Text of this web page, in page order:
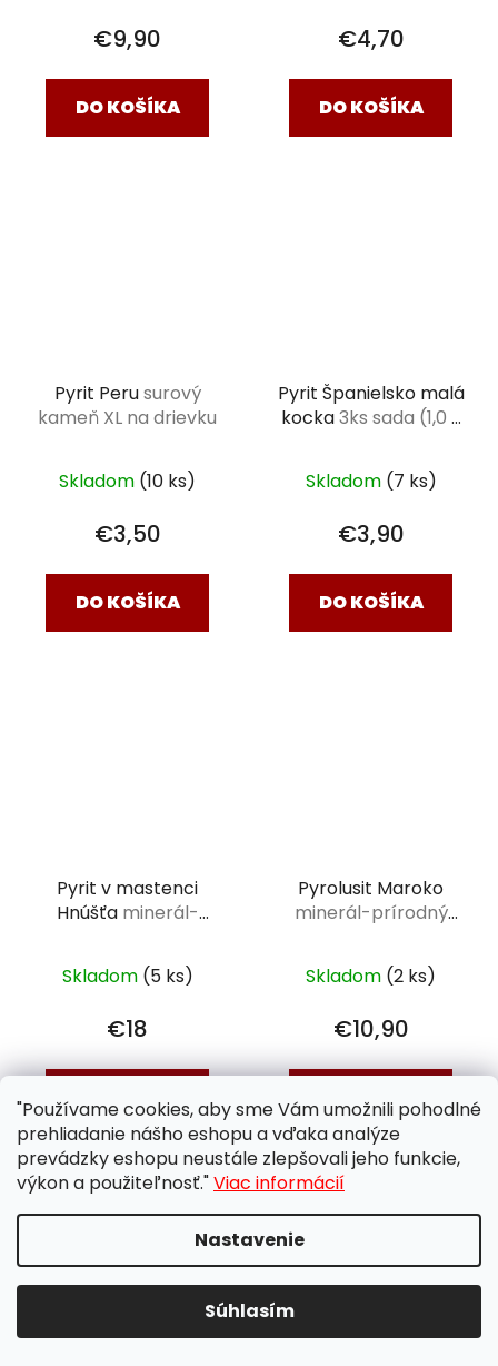
"Používame cookies, aby sme Vám umožnili pohodlné
prehliadanie nášho eshopu a vďaka analýze
prevádzky eshopu neustále zlepšovali jeho funkcie,
výkon a použiteľnosť."Viac informácií
Nastavenie
Súhlasím
€9,90
DO KOŠÍKA
€4,70
DO KOŠÍKA
Pyrit Perusurový
kameň XL na drievku
Skladom (10 ks)
€3,50
DO KOŠÍKA
Pyrit Španielsko malá
kocka3ks sada (1,0 -
Skladom (7 ks)
€3,90
DO KOŠÍKA
Pyrit v mastenci
Hnúšťa minerál-
Skladom (5 ks)
€18
DO KOŠÍKA
Pyrolusit Maroko
minerál-prírodný
Skladom (2 ks)
€10,90
DO KOŠÍKA
ODPORÚČAME V LETE
BOXOV